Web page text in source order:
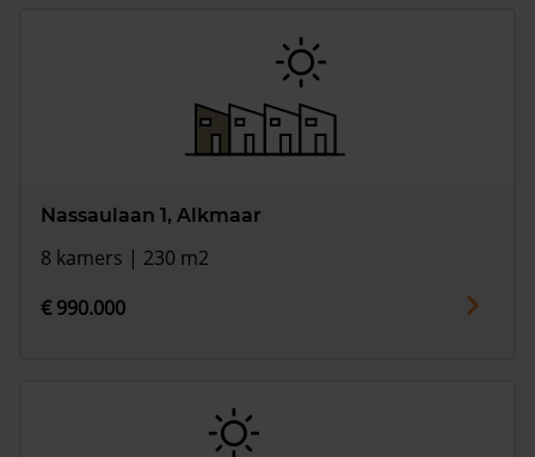
Nassaulaan 1, Alkmaar
8 kamers | 230 m2
€ 990.000